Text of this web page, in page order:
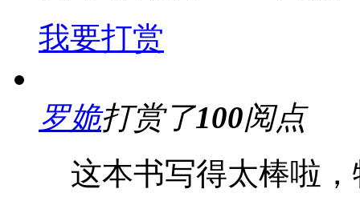
我要打赏
罗姽打赏了100阅点
这本书写得太棒啦